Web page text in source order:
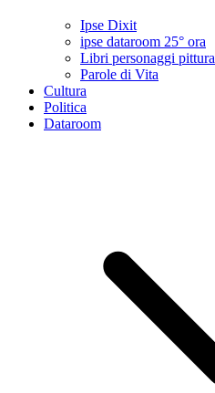
Ipse Dixit
ipse dataroom 25° ora
Libri personaggi pittura
Parole di Vita
Cultura
Politica
Dataroom